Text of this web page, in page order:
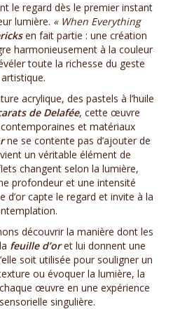
le regard dès le premier instant
lumière. « When Everything
en fait partie : une création
harmonieusement à la couleur
toute la richesse du geste
artistique.
acrylique, des pastels à l’huile
de Delafée, cette œuvre
et matériaux
ne se contente pas d’ajouter de
un véritable élément de
changent selon la lumière,
profondeur et une intensité
d’or capte le regard et invite à la
découvrir la manière dont les
feuille d’oret lui donnent une
soit utilisée pour souligner un
ou évoquer la lumière, la
œuvre en une expérience
singulière.